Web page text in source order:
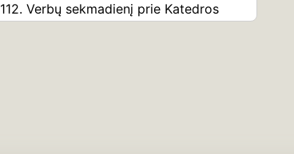
112. Verbų sekmadienį prie Katedros